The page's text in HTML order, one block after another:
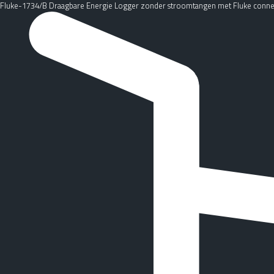
Fluke-1734/B Draagbare Energie Logger zonder stroomtangen met Fluke